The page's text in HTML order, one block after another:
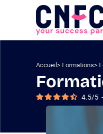
Aller
Logo
site
Accueil Formations
4.5/5 -